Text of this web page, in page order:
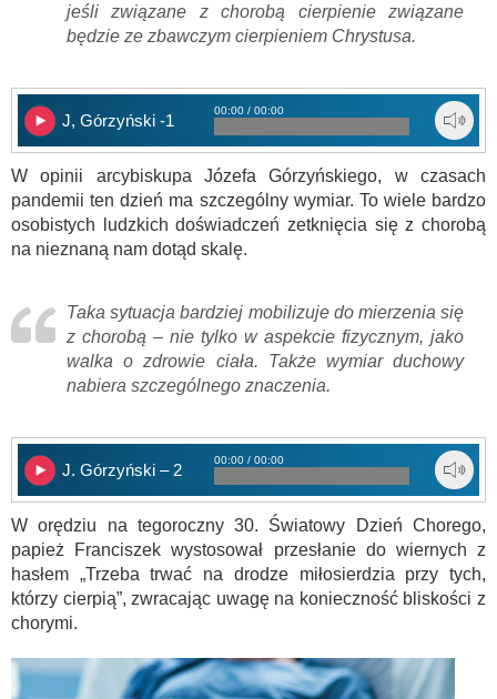
jeśli związane z chorobą cierpienie związane
będzie ze zbawczym cierpieniem Chrystusa.
J, Górzyński -1
00:00 / 00:00
W opinii arcybiskupa Józefa Górzyńskiego, w czasach
pandemii ten dzień ma szczególny wymiar. To wiele bardzo
osobistych ludzkich doświadczeń zetknięcia się z chorobą
na nieznaną nam dotąd skalę.
Taka sytuacja bardziej mobilizuje do mierzenia się
z chorobą – nie tylko w aspekcie fizycznym, jako
walka o zdrowie ciała. Także wymiar duchowy
nabiera szczególnego znaczenia.
J. Górzyński – 2
00:00 / 00:00
W orędziu na tegoroczny 30. Światowy Dzień Chorego,
papież Franciszek wystosował przesłanie do wiernych z
hasłem „Trzeba trwać na drodze miłosierdzia przy tych,
którzy cierpią”, zwracając uwagę na konieczność bliskości z
chorymi.